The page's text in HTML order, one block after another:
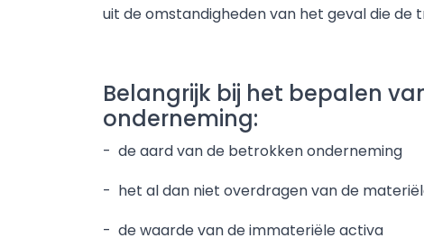
uit de omstandigheden van het geval die de
Belangrijk bij het bepalen
onderneming:
- de aard van de betrokken onderneming
- het al dan niet overdragen van de
- de waarde van de immateriële activa